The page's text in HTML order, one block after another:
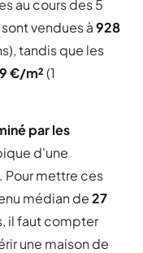
au cours des 5
vendues à928
tandis que les
€/m²(1
par les
d'une
Pour mettre ces
médian de27
il faut compter
une maison de